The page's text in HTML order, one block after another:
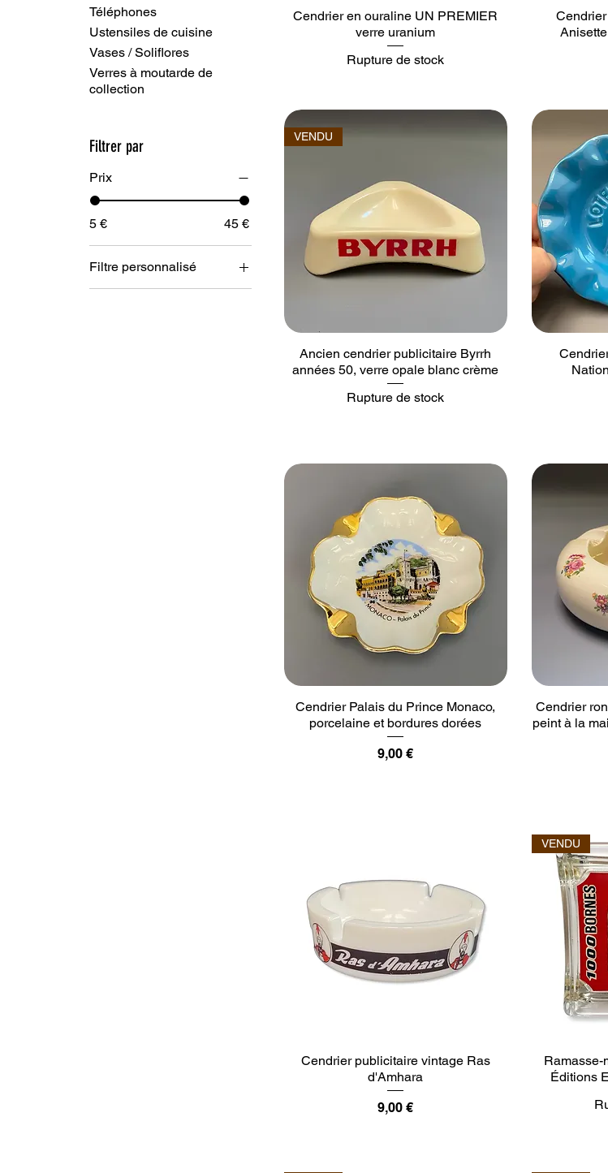
Téléphones
Ustensiles de cuisine
Vases / Soliflores
Verres à moutarde de
collection
Filtrer par
Prix
5 € 45 €
Filtre personnalisé
Arcopal
Cendrier en ouraline UN PREMIER
verre uranium
Rupture de stock
VENDU
Ancien cendrier publicitaire Byrrh
années 50, verre opale blanc crème
Rupture de stock
Cendrier Palais du Prince Monaco,
porcelaine et bordures dorées
Prix
9,00 €
Cendrier
peint à la
Cendrier publicitaire vintage Ras
d'Amhara
Prix
9,00 €
VENDU
Ramasse-
Éditions